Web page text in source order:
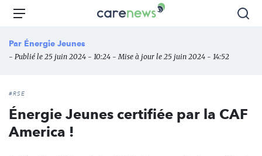
Aller
principal
Carenews,
des
Menu
Par Énergie Jeunes
- Publié le 25 juin 2024 - 10:24 - Mise à jour le 25 juin 2024 - 14:52
#RSE
Énergie Jeunes certifiée par la CAF
America !